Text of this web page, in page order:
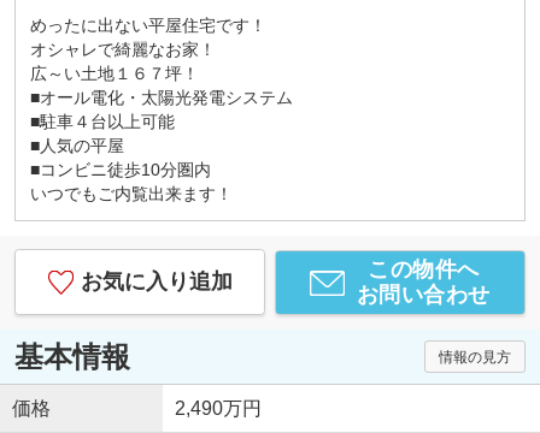
めったに出ない平屋住宅です！
オシャレで綺麗なお家！
広～い土地１６７坪！
■オール電化・太陽光発電システム
■駐車４台以上可能
■人気の平屋
■コンビニ徒歩10分圏内
いつでもご内覧出来ます！
お気に入り追加
この物件へ
お問い合わせ
基本情報 情報の見方
価格 2,490万円